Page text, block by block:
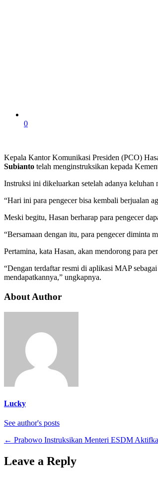
0
Kepala Kantor Komunikasi Presiden (PCO)
Subianto telah menginstruksikan kepada
Instruksi ini dikeluarkan setelah adanya keluhan
“Hari ini para pengecer bisa kembali berjualan
Meski begitu, Hasan berharap para pengecer
“Bersamaan dengan itu, para pengecer diminta
Pertamina, kata Hasan, akan mendorong para
“Dengan terdaftar resmi di aplikasi MAP
mendapatkannya,” ungkapnya.
About Author
Lucky
See author's posts
← Prabowo Instruksikan Menteri ESDM
Leave a Reply